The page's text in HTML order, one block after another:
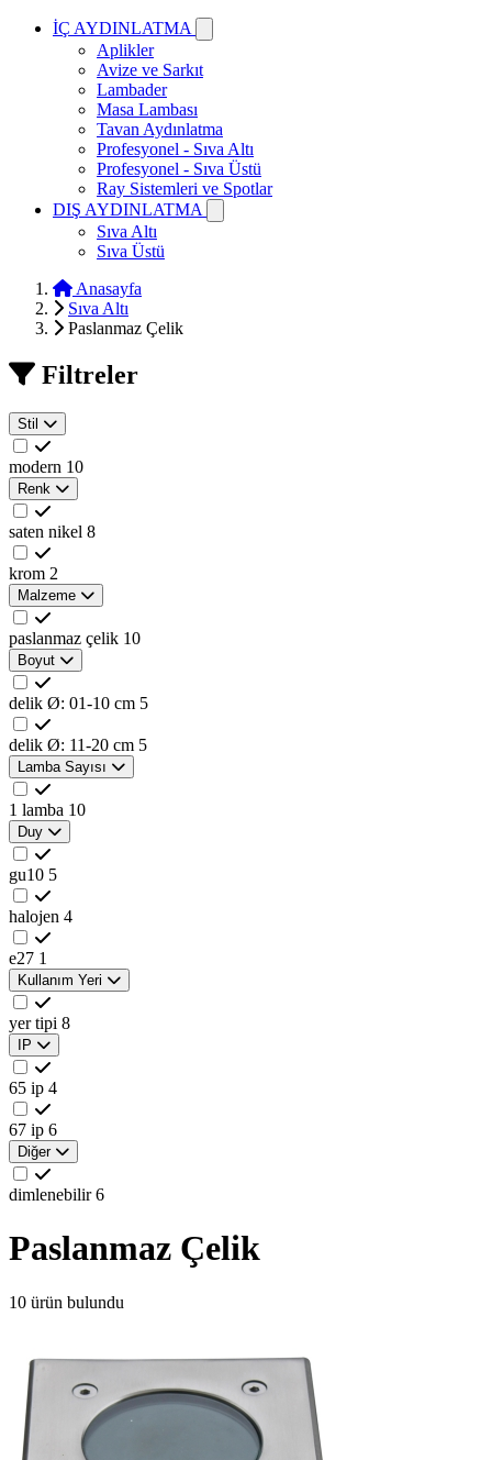
İÇ AYDINLATMA
Aplikler
Avize ve Sarkıt
Lambader
Masa Lambası
Tavan Aydınlatma
Profesyonel - Sıva Altı
Profesyonel - Sıva Üstü
Ray Sistemleri ve Spotlar
DIŞ AYDINLATMA
Sıva Altı
Sıva Üstü
Anasayfa
Sıva Altı
Paslanmaz Çelik
Filtreler
Stil
modern 10
Renk
saten nikel 8
krom 2
Malzeme
paslanmaz çelik 10
Boyut
delik Ø: 01-10 cm 5
delik Ø: 11-20 cm 5
Lamba Sayısı
1 lamba 10
Duy
gu10 5
halojen 4
e27 1
Kullanım Yeri
yer tipi 8
IP
65 ip 4
67 ip 6
Diğer
dimlenebilir6
Paslanmaz Çelik
10 ürün bulundu